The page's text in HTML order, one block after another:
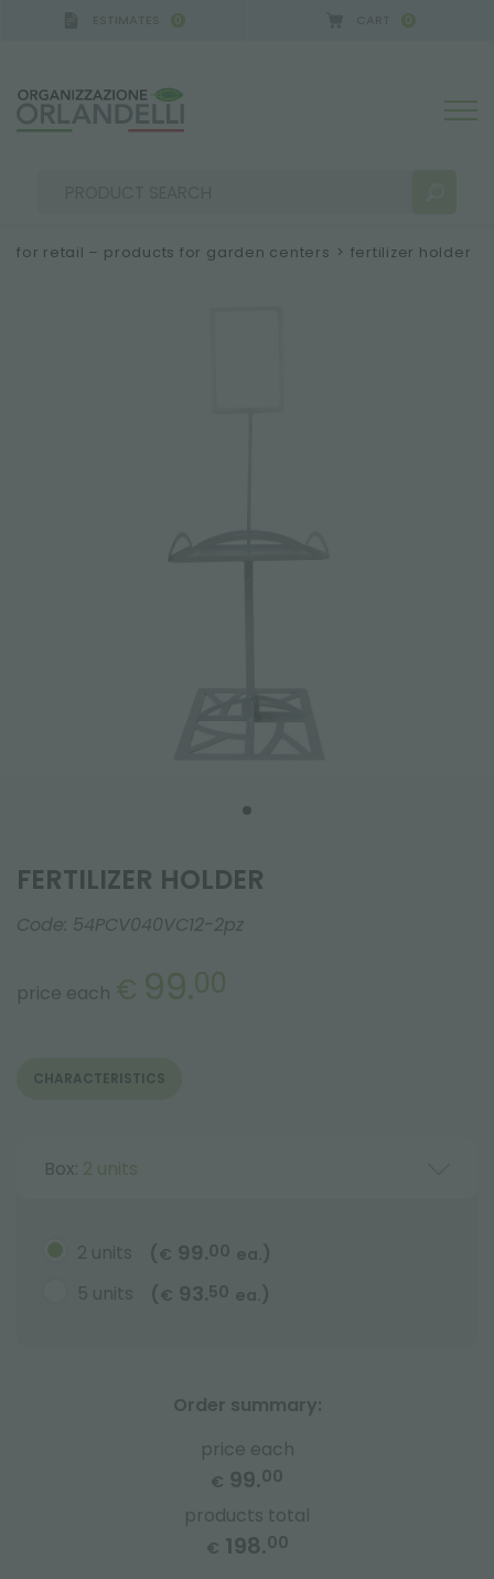
0 0
for retail – products for garden centers > fertilizer holder
FERTILIZER HOLDER
Code: 54PCV040VC12-2pz
price each € 99.00
CHARACTERISTICS
Box: 2 units
2 units ( € 99.00 ea. )
5 units
( € 93.50 ea. )
Order summary:
price each
€ 99.00
products total
€ 198.00